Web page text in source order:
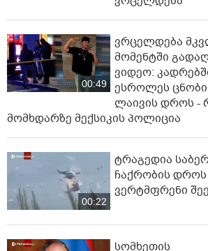
00:49
ვრცელდება
მომენტში
ვიდეო:
ესროლეს
ლაივის დროს -
მომხდარზე მექსიკის პოლიცია
00:22
ტრაგედია
ჩაქრობის
ვერტმფრენი
სომხეთის